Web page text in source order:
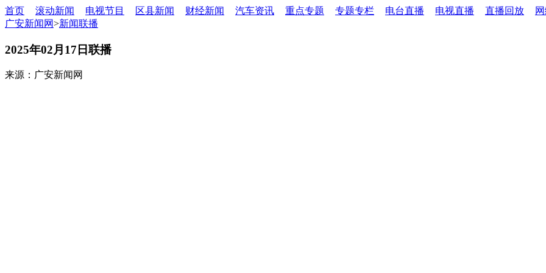
首页 滚动新闻 电视节目 区县新闻 财经新闻 汽车资讯 重点专题 专题专栏 电台直播 电视直播 直播回放
广安新闻网>新闻联播
2025年02月17日联播
来源：广安新闻网